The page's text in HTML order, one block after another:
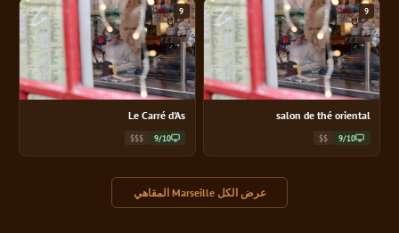
9
salon de thé oriental
9/10
$$
9
Le Carré d'As
9/10
$$$
عرض الكل Marseille المقاهي